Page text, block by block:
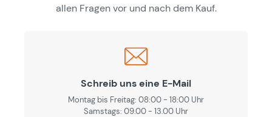
allen Fragen vor und nach dem Kauf.
Schreib uns eine E-Mail
Montag bis Freitag: 08:00 - 18:00 Uhr
Samstags: 09.00 - 13.00 Uhr